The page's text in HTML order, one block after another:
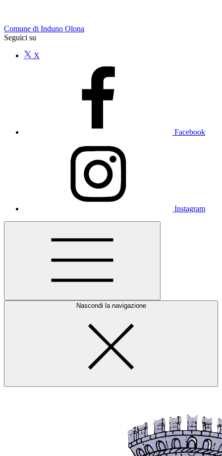
Comune di Induno Olona
Seguici su
X
Facebook
Instagram
Nascondi la navigazione